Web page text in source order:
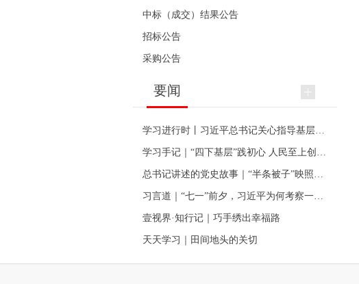
中标（成交）结果公告
招标公告
采购公告
要闻
壹视界·知行记｜巧手绣出幸福路
天天学习｜田间地头的关切